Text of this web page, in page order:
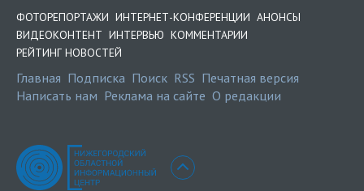
ФОТОРЕПОРТАЖИ ИНТЕРНЕТ-КОНФЕРЕНЦИИ АНОНСЫ
ВИДЕОКОНТЕНТ ИНТЕРВЬЮ КОММЕНТАРИИ
РЕЙТИНГ НОВОСТЕЙ
Главная Подписка Поиск RSS Печатная версия
Написать нам Реклама на сайте О редакции